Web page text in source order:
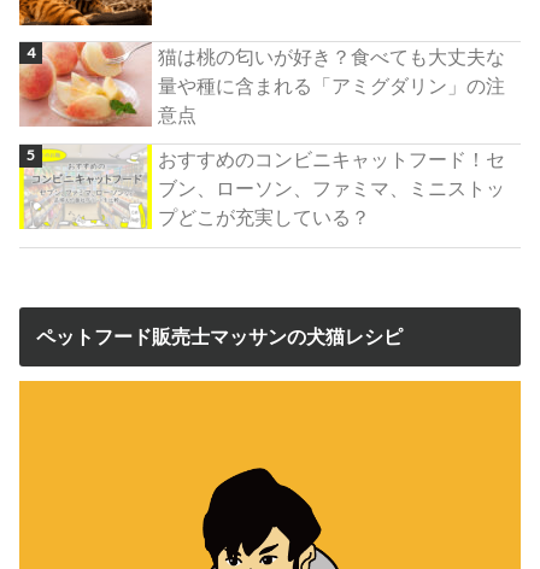
猫は桃の匂いが好き？食べても大丈夫な
量や種に含まれる「アミグダリン」の注
意点
おすすめのコンビニキャットフード！セ
ブン、ローソン、ファミマ、ミニストッ
プどこが充実している？
ペットフード販売士マッサンの犬猫レシピ